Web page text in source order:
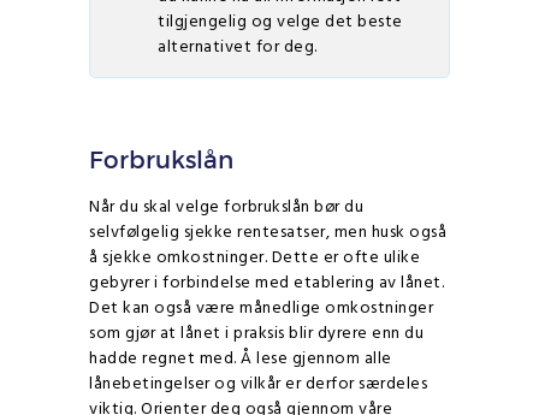
tilgjengelig og velge det beste
alternativet for deg.
Forbrukslån
Når du skal velge forbrukslån bør du
selvfølgelig sjekke rentesatser, men husk også
å sjekke omkostninger. Dette er ofte ulike
gebyrer i forbindelse med etablering av lånet.
Det kan også være månedlige omkostninger
som gjør at lånet i praksis blir dyrere enn du
hadde regnet med. Å lese gjennom alle
lånebetingelser og vilkår er derfor særdeles
viktig. Orienter deg også gjennom våre